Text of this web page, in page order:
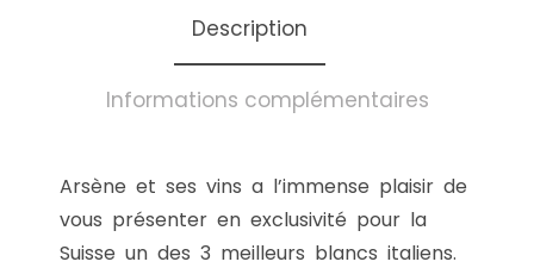
Description
Informations complémentaires
Arsène et ses vins a l’immense plaisir de
vous présenter en exclusivité pour la
Suisse un des 3 meilleurs blancs italiens.